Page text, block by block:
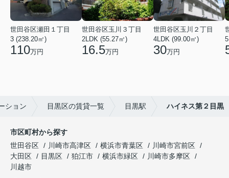
世田谷区瀬田１丁目
3 (238.20㎡)
110万円
世田谷区玉川３丁目
2LDK (55.27㎡)
16.5万円
世田谷区玉川２丁目
4LDK (99.00㎡)
30万円
ション 目黒区の賃貸一覧 目黒駅 ハイネス第２目黒
市区町村から探す
世田谷区
川崎市高津区 横浜市青葉区
川崎市宮前区
大田区
目黒区 狛江市 横浜市緑区
川崎市多摩区
川越市